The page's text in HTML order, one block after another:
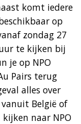
komt iedere
op
zondag 27
te kijken bij
je op NPO
Pairs terug
alles over
vanuit België of
naar NPO